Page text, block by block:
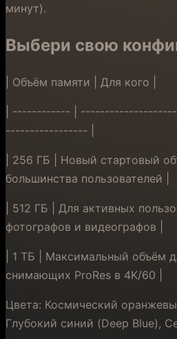
минут).
Выбери свою
| Объём памяти | Для кого |
| ------------ |
----------------- |
| 256 ГБ | Новый стартовый
большинства пользователей |
| 512 ГБ | Для активных
фотографов и видеографов |
| 1 ТБ | Максимальный объём
снимающих ProRes в 4K/60 |
Цвета: Космический
Глубокий синий (Deep Blue),